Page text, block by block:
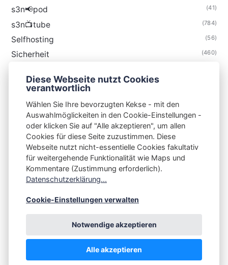
s3n📢pod (41)
s3n📺tube (784)
Selfhosting (56)
Sicherheit (460)
Thunderbird
S3N🧩NET
Integrating Open-Source Blog Network (iOSBN)
Impressum
Kontakt
💪by☕ ❤️ & Publii CMS
Diese Webseite nutzt Cookies
verantwortlich
Wählen Sie Ihre bevorzugten Kekse - mit den
Auswahlmöglickeiten in den Cookie-Einstellungen -
oder klicken Sie auf "Alle akzeptieren", um allen
Cookies für diese Seite zuzustimmen. Diese
Webseite nutzt nicht-essentielle Cookies fakultativ
für weitergehende Funktionalität wie Maps und
Kommentare (Zustimmung erforderlich).
Datenschutzerklärung...
Cookie-Einstellungen verwalten
Notwendige akzeptieren
Alle akzeptieren